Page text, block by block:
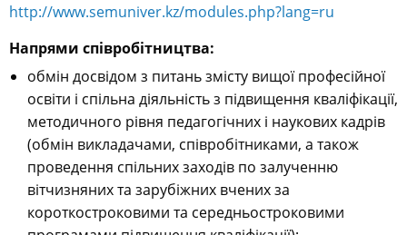
http://www.semuniver.kz/modules.php?lang=ru
Напрями співробітництва:
обмін досвідом з питань змісту вищої професійної
освіти і спільна діяльність з підвищення кваліфікації,
методичного рівня педагогічних і наукових кадрів
(обмін викладачами, співробітниками, а також
проведення спільних заходів по залученню
вітчизняних та зарубіжних вчених за
короткостроковими та середньостроковими